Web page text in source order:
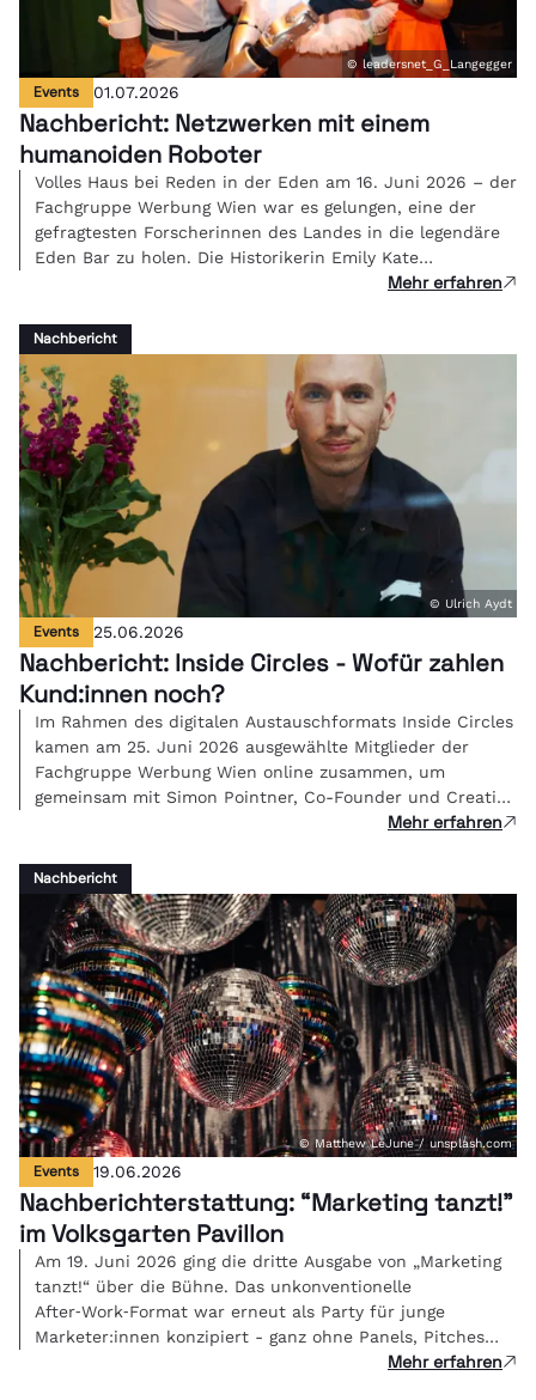
© leadersnet_G_Langegger
Events 01.07.2026
Nachbericht: Netzwerken mit einem
humanoiden Roboter
Volles Haus bei Reden in der Eden am 16. Juni 2026 – der
Fachgruppe Werbung Wien war es gelungen, eine der
gefragtesten Forscherinnen des Landes in die legendäre
Eden Bar zu holen. Die Historikerin Emily Kate
Genatowski und Roboter Tova berichteten live über ihre
Mehr erfahren
Nachbericht
© Ulrich Aydt
Events 25.06.2026
Nachbericht: Inside Circles - Wofür zahlen
Kund:innen noch?
Im Rahmen des digitalen Austauschformats Inside Circles
kamen am 25. Juni 2026 ausgewählte Mitglieder der
Fachgruppe Werbung Wien online zusammen, um
gemeinsam mit Simon Pointner, Co-Founder und Creative
Director von Studio FREUDE, über eine zentrale Frage der
übernimmt - was ist kreative Arbeit dann noch wert und
wie bepreist man Bedeutung?
Mehr erfahren
Nachbericht
© Matthew LeJune / unsplash.com
Events 19.06.2026
Nachberichterstattung: “Marketing tanzt!"
im Volksgarten Pavillon
Am 19. Juni 2026 ging die dritte Ausgabe von „Marketing
tanzt!“ über die Bühne. Das unkonventionelle
After‑Work‑Format war erneut als Party für junge
Marketer:innen konzipiert - ganz ohne Panels, Pitches
oder PowerPoint, sondern mit Beats, Gesprächen und
Mehr erfahren